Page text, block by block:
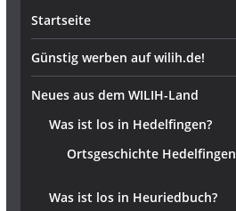
Startseite
Günstig werben auf wilih.de!
Neues aus dem WILIH-Land
Was ist los in Hedelfingen?
Ortsgeschichte Hedelfingen
Was ist los in Heuriedbuch?